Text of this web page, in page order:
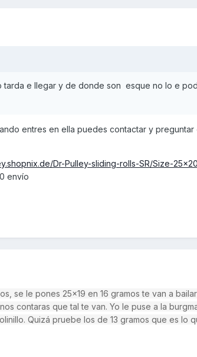
tarda e llegar y de donde son esque no lo e
entres en ella puedes contactar y preguntar
Dr-Pulley-sliding-rolls-SR/Size-
envío
se le pones 25x19 en 16 gramos te van a
contaras que tal te van. Yo le puse a la
Quizá pruebe los de 13 gramos que es lo